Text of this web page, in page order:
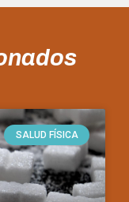
SALUD FÍSICA